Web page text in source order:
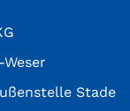
Stade